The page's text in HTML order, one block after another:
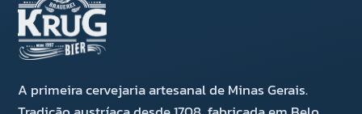
A primeira cervejaria artesanal de Minas Gerais.